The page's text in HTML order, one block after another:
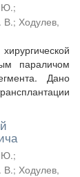
Ю.;
В.; Ходулев,
параличом
Дано
Ю.;
В.; Ходулев,